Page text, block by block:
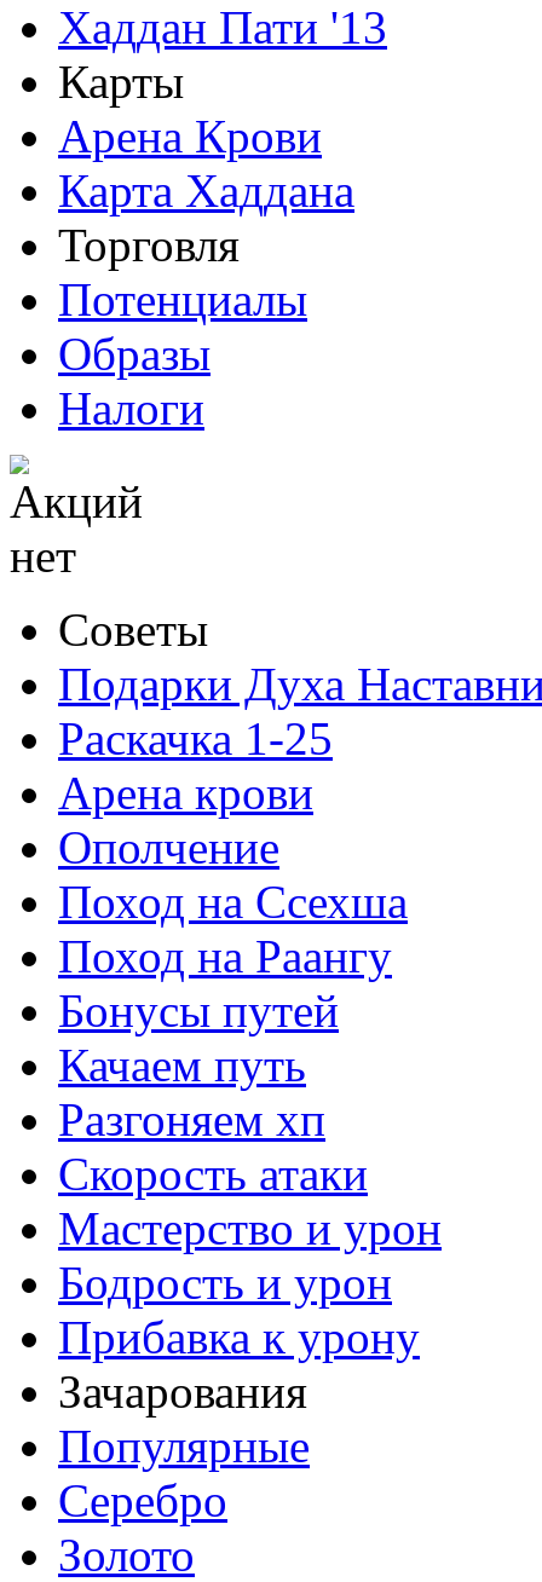
Хаддан Пати '13
Карты
Арена Крови
Карта Хаддана
Торговля
Потенциалы
Образы
Налоги
Советы
Подарки Духа
Раскачка 1-25
Арена крови
Ополчение
Поход на Ссехша
Поход на Раангу
Бонусы путей
Качаем путь
Разгоняем хп
Скорость атаки
Мастерство и урон
Бодрость и урон
Прибавка к урону
Зачарования
Популярные
Серебро
Золото